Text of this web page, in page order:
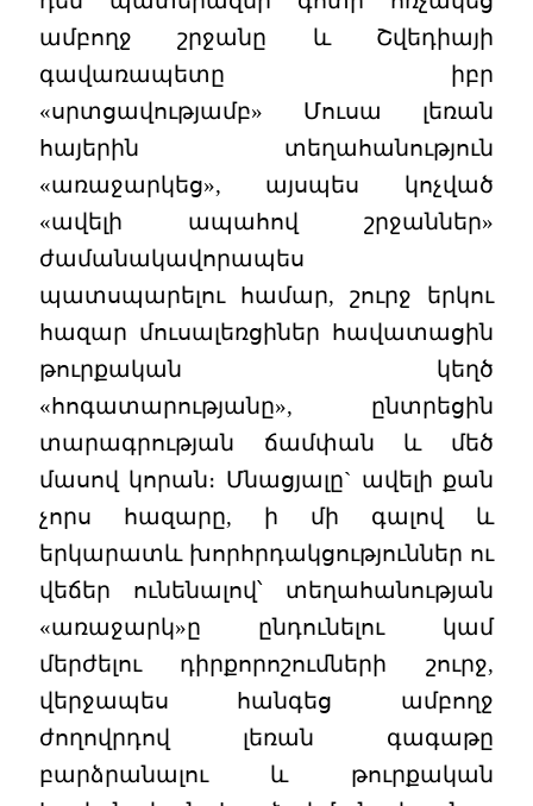
ամբողջ շրջանը և Շվեդիայի
գավառապետը իբր
«սրտցավությամբ» Մուսա լեռան
հայերին տեղահանություն
«առաջարկեց», այսպես կոչված
«ավելի ապահով շրջաններ»
ժամանակավորապես
պատսպարելու համար, շուրջ երկու
հազար մուսալեռցիներ հավատացին
թուրքական կեղծ
«հոգատարությանը», ընտրեցին
տարագրության ճամփան և մեծ
մասով կորան։ Մնացյալը` ավելի քան
չորս հազարը, ի մի գալով և
երկարատև խորհրդակցություններ ու
վեճեր ունենալով՝ տեղահանության
«առաջարկ»ը ընդունելու կամ
մերժելու դիրքորոշումների շուրջ,
վերջապես հանգեց ամբողջ
ժողովրդով լեռան գագաթը
բարձրանալու և թուրքական